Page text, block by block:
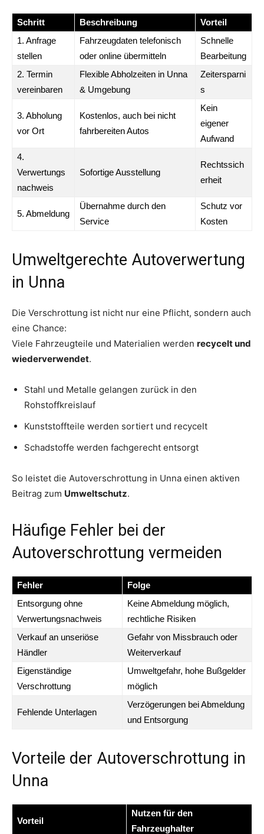
Schritt Beschreibung
Vorteil
1. Anfrage
stellen
Fahrzeugdaten telefonisch
oder online übermitteln
Schnelle
Bearbeitung
2. Termin
vereinbaren
Flexible Abholzeiten in Unna
& Umgebung
Zeitersparni
s
3. Abholung
vor Ort
Kostenlos, auch bei nicht
fahrbereiten Autos
Kein
eigener
Aufwand
4.
Verwertungs
nachweis
Sofortige Ausstellung
Rechtssich
erheit
5. Abmeldung
Übernahme durch den
Service
Schutz vor
Kosten
Umweltgerechte Autoverwertung
in Unna
Die Verschrottung ist nicht nur eine Pflicht, sondern auch
eine Chance:
Viele Fahrzeugteile und Materialien werden recycelt und
wiederverwendet.
Stahl und Metalle gelangen zurück in den
Rohstoffkreislauf
Kunststoffteile werden sortiert und recycelt
Schadstoffe werden fachgerecht entsorgt
So leistet die Autoverschrottung in Unna einen aktiven
Beitrag zum Umweltschutz.
Häufige Fehler bei der
Autoverschrottung vermeiden
Fehler
Folge
Entsorgung ohne
Verwertungsnachweis
Keine Abmeldung möglich,
rechtliche Risiken
Verkauf an unseriöse
Händler
Gefahr von Missbrauch oder
Weiterverkauf
Eigenständige
Verschrottung
Umweltgefahr, hohe Bußgelder
möglich
Fehlende Unterlagen
Verzögerungen bei Abmeldung
und Entsorgung
Vorteile der Autoverschrottung in
Unna
Vorteil
Nutzen für den
Fahrzeughalter